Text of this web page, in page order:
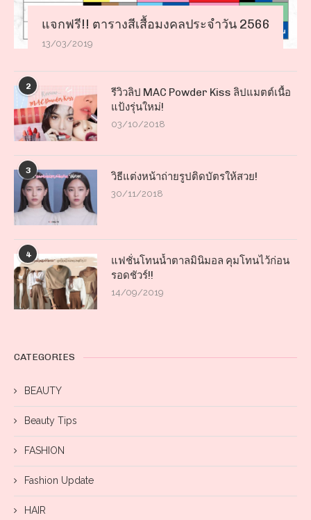
แจกฟรี!! ตารางสีเสื้อมงคลประจำวัน 2566
13/03/2019
2
รีวิวลิป MAC Powder Kiss ลิปแมตต์เนื้อ
แป้งรุ่นใหม่!
03/10/2018
3 วิธีแต่งหน้าถ่ายรูปติดบัตรให้สวย!
30/11/2018
4
แฟชั่นโทนน้ำตาลมินิมอล คุมโทนไว้ก่อน
รอดชัวร์!!
14/09/2019
CATEGORIES
BEAUTY
Beauty Tips
FASHION
Fashion Update
HAIR